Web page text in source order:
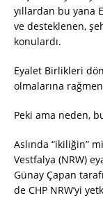
yıllardan bu yana
ve desteklenen,
konulardı.
Eyalet Birlikleri
olmalarına
Peki ama neden,
Aslında “ikiliğin”
Vestfalya (NRW)
Günay Çapan
de CHP NRW’yi